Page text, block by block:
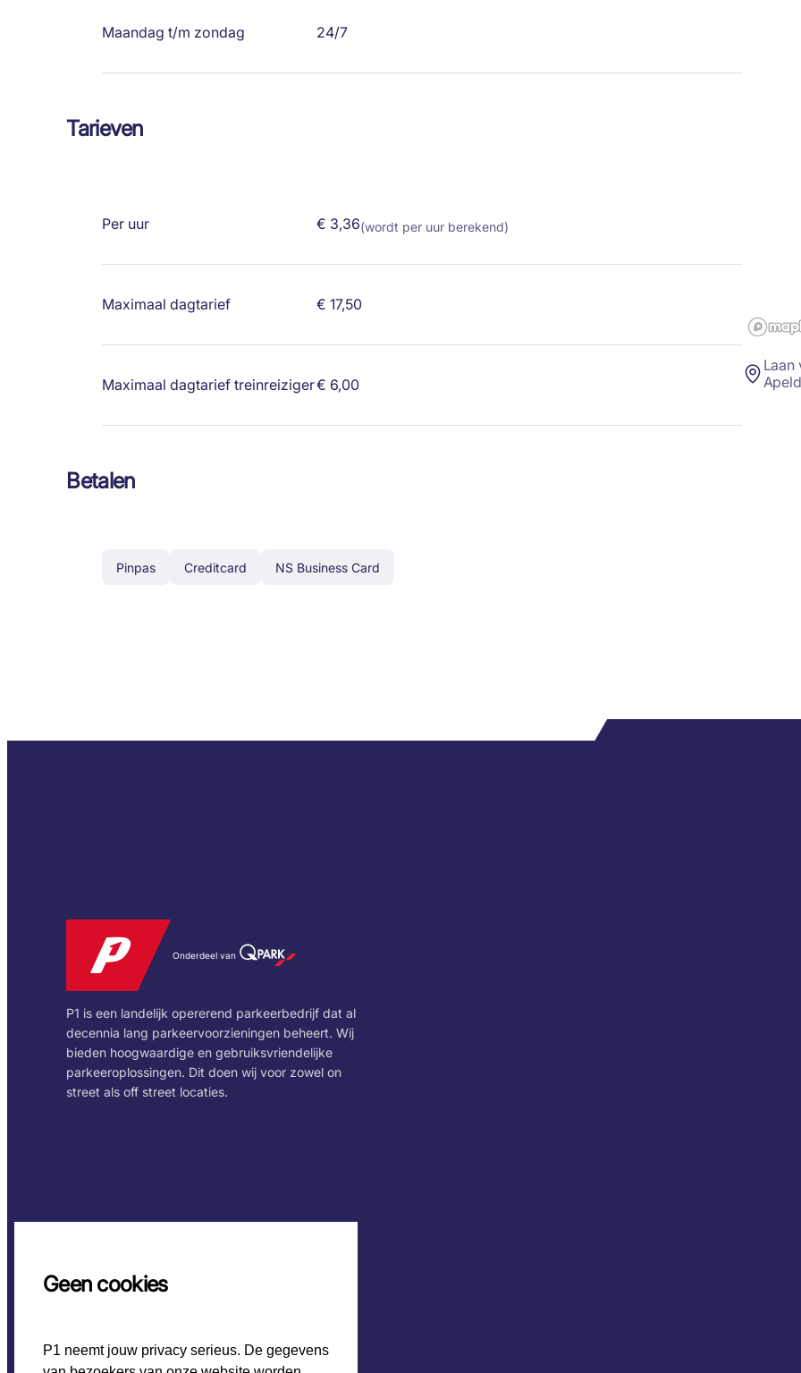
Geen cookies
P1 neemt jouw privacy serieus. De gegevens
Maandag t/m zondag 24/7
Tarieven
Per uur € 3,36(wordt per uur berekend)
Maximaal dagtarief € 17,50
Maximaal dagtarief treinreiziger€ 6,00
Betalen
Pinpas Creditcard NS Business Card
Laan
Onderdeel van
P1 is een landelijk opererend parkeerbedrijf dat al
decennia lang parkeervoorzieningen beheert. Wij
bieden hoogwaardige en gebruiksvriendelijke
parkeeroplossingen. Dit doen wij voor zowel on
street als off street locaties.